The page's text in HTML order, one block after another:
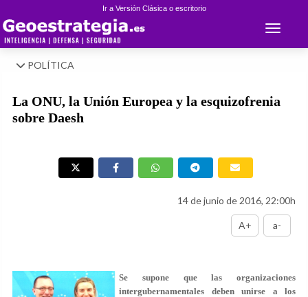
Ir a Versión Clásica o escritorio
Toggle
POLÍTICA
La ONU, la Unión Europea y la esquizofrenia
sobre Daesh
14 de junio de 2016, 22:00h
A+ a-
Se supone que las organizaciones
intergubernamentales deben unirse a los